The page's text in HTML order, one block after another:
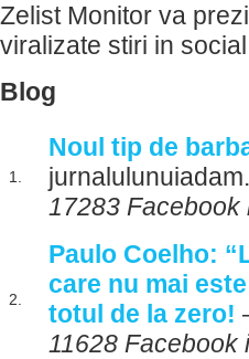
Zelist Monitor va
viralizate stiri in
Blog
1.
Noul tip de
17283 Facebook
2.
Paulo Coelho:
care nu mai
totul de la zero!
11628 Facebook